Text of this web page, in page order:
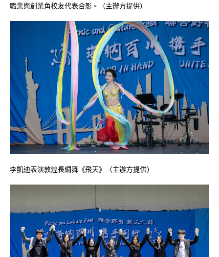
職業與創業角校友代表合影。（主辦方提供）
李凱迪表演敦煌長綢舞《飛天》（主辦方提供）